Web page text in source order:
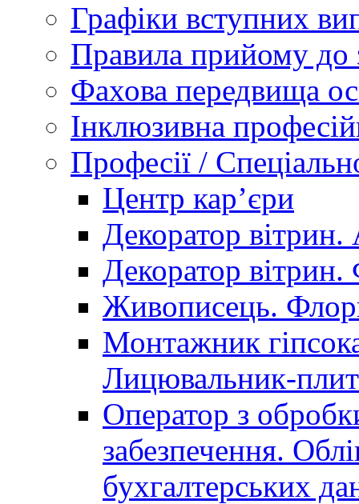
Графіки вступних
Правила прийому до
Фахова передвища
Інклюзивна
Професії /
Центр кар’єри
Декоратор вітрин.
Декоратор вітрин.
Живописець.
Монтажник
Лицювальник-
Оператор з
забезпечення.
бухгалтерських